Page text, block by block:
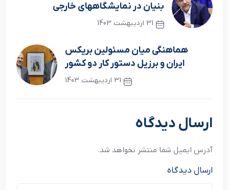
بنیان در نمایشگاههای خارجی
31 اردیبهشت 1403
هماهنگی میان مسئولین بریکس
ایران و برزیل دستور کار دو کشور
31 اردیبهشت 1403
نوشته بعدی
ارسال دیدگاه
آدرس ایمیل شما منتشر نخواهد شد.
ارسال دیدگاه